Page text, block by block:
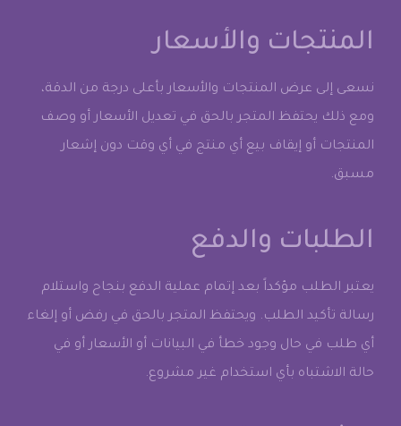
المنتجات والأسعار
نسعى إلى عرض المنتجات والأسعار بأعلى درجة من الدقة،
ومع ذلك يحتفظ المتجر بالحق في تعديل الأسعار أو وصف
المنتجات أو إيقاف بيع أي منتج في أي وقت دون إشعار
مسبق.
الطلبات والدفع
يعتبر الطلب مؤكداً بعد إتمام عملية الدفع بنجاح واستلام
رسالة تأكيد الطلب. ويحتفظ المتجر بالحق في رفض أو إلغاء
أي طلب في حال وجود خطأ في البيانات أو الأسعار أو في
حالة الاشتباه بأي استخدام غير مشروع.